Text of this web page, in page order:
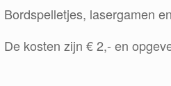
Bordspelletjes, lasergamen
De kosten zijn € 2,- en